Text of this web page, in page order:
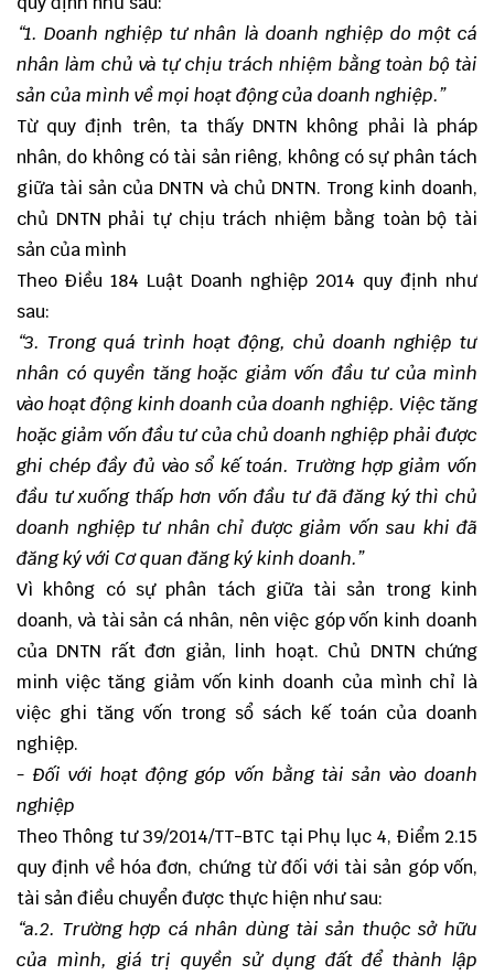
“1. Doanh nghiệp tư nhân là doanh nghiệp do một cá
nhân làm chủ và tự chịu trách nhiệm bằng toàn bộ tài
sản của mình về mọi hoạt động của doanh nghiệp.”
Từ quy định trên, ta thấy DNTN không phải là pháp
nhân, do không có tài sản riêng, không có sự phân tách
giữa tài sản của DNTN và chủ DNTN. Trong kinh doanh,
chủ DNTN phải tự chịu trách nhiệm bằng toàn bộ tài
sản của mình
Theo Điều 184 Luật Doanh nghiệp 2014 quy định như
sau:
“3. Trong quá trình hoạt động, chủ doanh nghiệp tư
nhân có quyền tăng hoặc giảm vốn đầu tư của mình
vào hoạt động kinh doanh của doanh nghiệp. Việc tăng
hoặc giảm vốn đầu tư của chủ doanh nghiệp phải được
ghi chép đầy đủ vào sổ kế toán. Trường hợp giảm vốn
đầu tư xuống thấp hơn vốn đầu tư đã đăng ký thì chủ
doanh nghiệp tư nhân chỉ được giảm vốn sau khi đã
đăng ký với Cơ quan đăng ký kinh doanh.”
Vì không có sự phân tách giữa tài sản trong kinh
doanh, và tài sản cá nhân, nên việc góp vốn kinh doanh
của DNTN rất đơn giản, linh hoạt. Chủ DNTN chứng
minh việc tăng giảm vốn kinh doanh của mình chỉ là
việc ghi tăng vốn trong sổ sách kế toán của doanh
nghiệp.
- Đối với hoạt động góp vốn bằng tài sản vào doanh
nghiệp
Theo Thông tư 39/2014/TT-BTC tại Phụ lục 4, Điểm 2.15
quy định về hóa đơn, chứng từ đối với tài sản góp vốn,
tài sản điều chuyển được thực hiện như sau:
“a.2. Trường hợp cá nhân dùng tài sản thuộc sở hữu
của mình, giá trị quyền sử dụng đất để thành lập